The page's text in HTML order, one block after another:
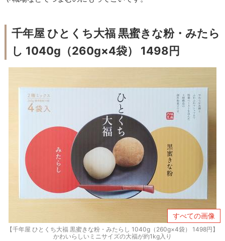
千年屋 ひとくち大福 黒蜜きな粉・みたら
し 1040g（260g×4袋） 1498円
すべての画像
【千年屋 ひとくち大福 黒蜜きな粉・みたらし 1040g（260g×4袋） 1498円】
かわいらしいミニサイズの大福が約1kg入り